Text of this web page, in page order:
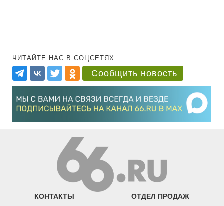
ЧИТАЙТЕ НАС В СОЦСЕТЯХ:
Сообщить новость
КОНТАКТЫ ОТДЕЛ ПРОДАЖ